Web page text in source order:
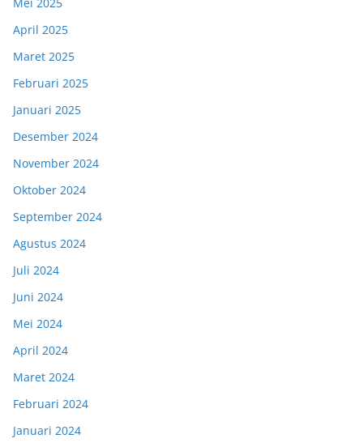
April 2025
Maret 2025
Februari 2025
Januari 2025
Desember 2024
November 2024
Oktober 2024
September 2024
Agustus 2024
Juli 2024
Juni 2024
Mei 2024
April 2024
Maret 2024
Februari 2024
Januari 2024